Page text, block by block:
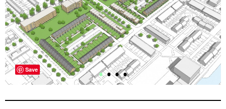
••••
Save